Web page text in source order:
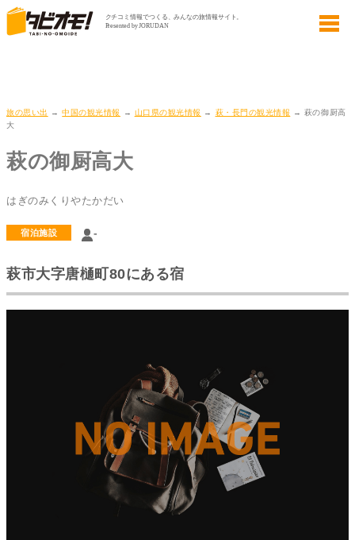
旅の思い出 →中国の観光情報 → 山口県の観光情報 → 萩・長門の観光情報
→ 萩の御厨高
大
萩の御厨高大
はぎのみくりやたかだい
宿泊施設 -
萩市大字唐樋町80にある宿